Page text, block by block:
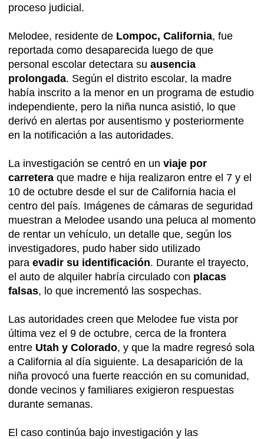
proceso judicial.
Melodee, residente de Lompoc, California, fue
reportada como desaparecida luego de que
personal escolar detectara su ausencia
prolongada. Según el distrito escolar, la madre
había inscrito a la menor en un programa de estudio
independiente, pero la niña nunca asistió, lo que
derivó en alertas por ausentismo y posteriormente
en la notificación a las autoridades.
La investigación se centró en un viaje por
carretera que madre e hija realizaron entre el 7 y el
10 de octubre desde el sur de California hacia el
centro del país. Imágenes de cámaras de seguridad
muestran a Melodee usando una peluca al momento
de rentar un vehículo, un detalle que, según los
investigadores, pudo haber sido utilizado
para evadir su identificación. Durante el trayecto,
el auto de alquiler habría circulado con placas
falsas, lo que incrementó las sospechas.
Las autoridades creen que Melodee fue vista por
última vez el 9 de octubre, cerca de la frontera
entre Utah y Colorado, y que la madre regresó sola
a California al día siguiente. La desaparición de la
niña provocó una fuerte reacción en su comunidad,
donde vecinos y familiares exigieron respuestas
durante semanas.
El caso continúa bajo investigación y las